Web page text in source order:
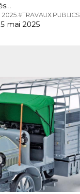
#TRAVAUX PUBLICS.
mai 2025